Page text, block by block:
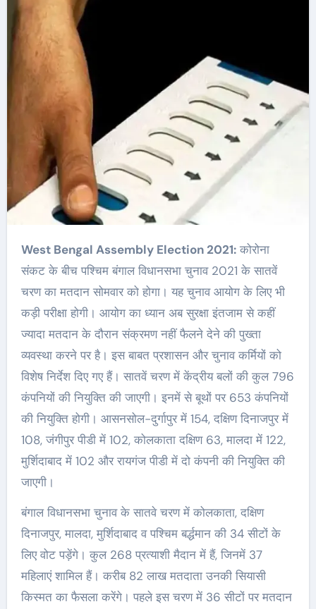
West Bengal Assembly Election 2021:कोरोना
संकट के बीच पश्चिम बंगाल विधानसभा चुनाव 2021 के सातवें
चरण का मतदान सोमवार को होगा। यह चुनाव आयोग के लिए भी
कड़ी परीक्षा होगी। आयोग का ध्यान अब सुरक्षा इंतजाम से कहीं
ज्यादा मतदान के दौरान संक्रमण नहीं फैलने देने की पुख्ता
व्यवस्था करने पर है। इस बाबत प्रशासन और चुनाव कर्मियों को
विशेष निर्देश दिए गए हैं। सातवें चरण में केंद्रीय बलों की कुल 796
कंपनियों की नियुक्ति की जाएगी। इनमें से बूथों पर 653 कंपनियों
की नियुक्ति होगी। आसनसोल-दुर्गापुर में 154, दक्षिण दिनाजपुर में
108, जंगीपुर पीडी में 102, कोलकाता दक्षिण 63, मालदा में 122,
मुर्शिदाबाद में 102 और रायगंज पीडी में दो कंपनी की नियुक्ति की
जाएगी।
बंगाल विधानसभा चुनाव के सातवे चरण में कोलकाता, दक्षिण
दिनाजपुर, मालदा, मुर्शिदाबाद व पश्चिम बर्द्धमान की 34 सीटों के
लिए वोट पड़ेंगे। कुल 268 प्रत्याशी मैदान में हैं, जिनमें 37
महिलाएं शामिल हैं। करीब 82 लाख मतदाता उनकी सियासी
किस्मत का फैसला करेंगे। पहले इस चरण में 36 सीटों पर मतदान